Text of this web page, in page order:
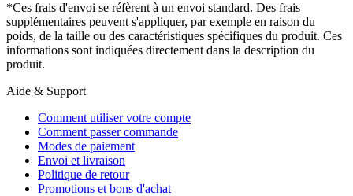
*Ces frais d'envoi se réfèrent à un envoi standard. Des frais
supplémentaires peuvent s'appliquer, par exemple en raison du
poids, de la taille ou des caractéristiques spécifiques du produit. Ces
informations sont indiquées directement dans la description du
produit.
Aide & Support
Comment utiliser votre compte
Comment passer commande
Modes de paiement
Envoi et livraison
Politique de retour
Promotions et bons d'achat